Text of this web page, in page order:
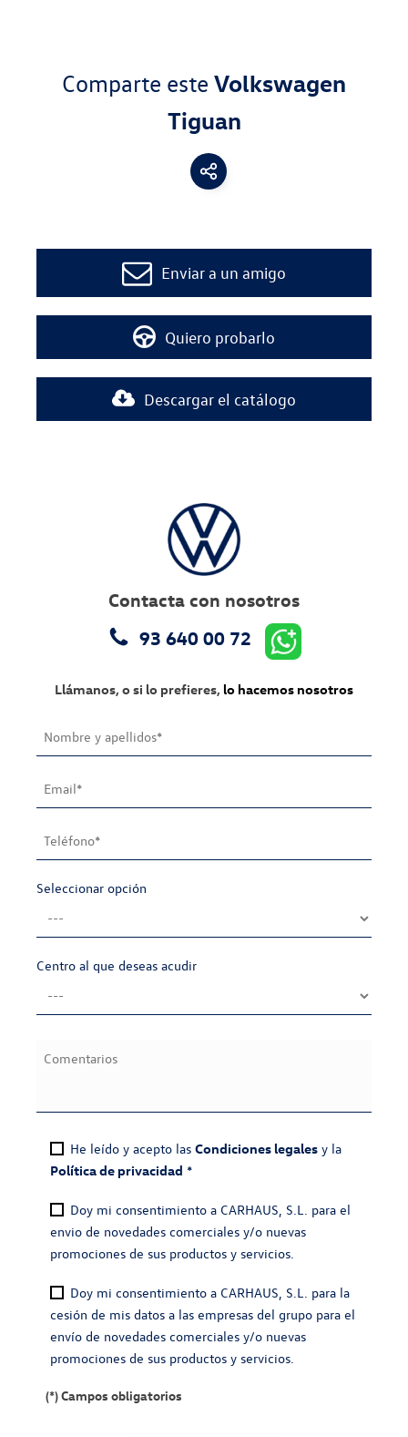
Comparte este Volkswagen
Tiguan
Enviar a un amigo
Quiero probarlo
Descargar el catálogo
Contacta con nosotros
93 640 00 72
Llámanos, o si lo prefieres, lo hacemos nosotros
Seleccionar opción
Centro al que deseas acudir
He leído y acepto las Condiciones legales y la
Política de privacidad *
Doy mi consentimiento a CARHAUS, S.L. para el
envio de novedades comerciales y/o nuevas
promociones de sus productos y servicios.
Doy mi consentimiento a CARHAUS, S.L. para la
cesión de mis datos a las empresas del grupo para el
envío de novedades comerciales y/o nuevas
promociones de sus productos y servicios.
(*) Campos obligatorios